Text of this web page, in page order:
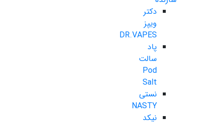
دکتر
ویپز
DR.VAPES
پاد
سالت
Pod
Salt
نستی
NASTY
نیکد